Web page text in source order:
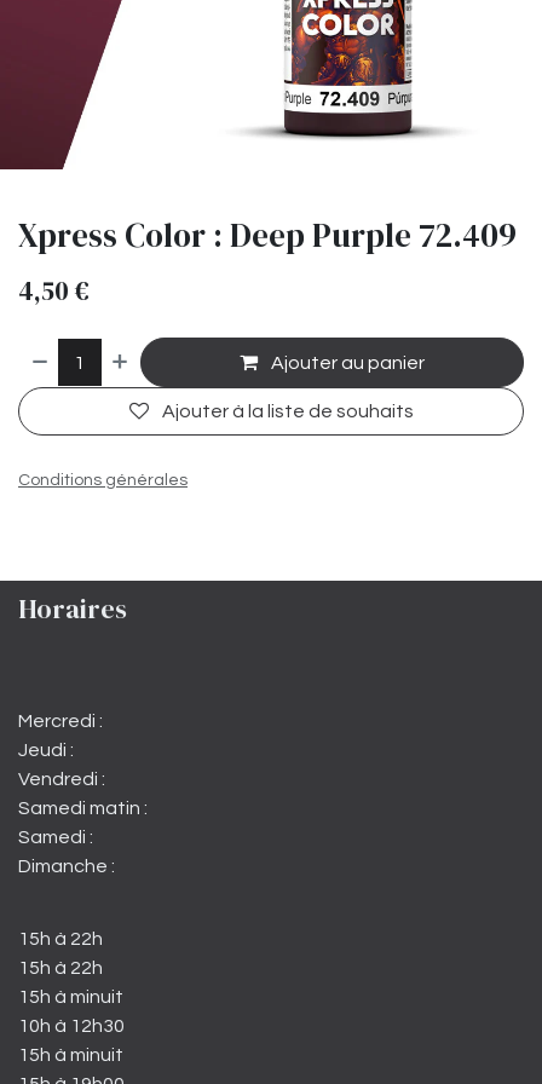
Xpress Color : Deep Purple 72.409
4,50 €
Ajouter au panier
Ajouter à la liste de souhaits
Conditions générales
Horaires
Mercredi :
Jeudi :
Vendredi :
Samedi matin :
Samedi :
Dimanche :
15h à 22h
15h à 22h
15h à minuit
10h à 12h30
15h à minuit